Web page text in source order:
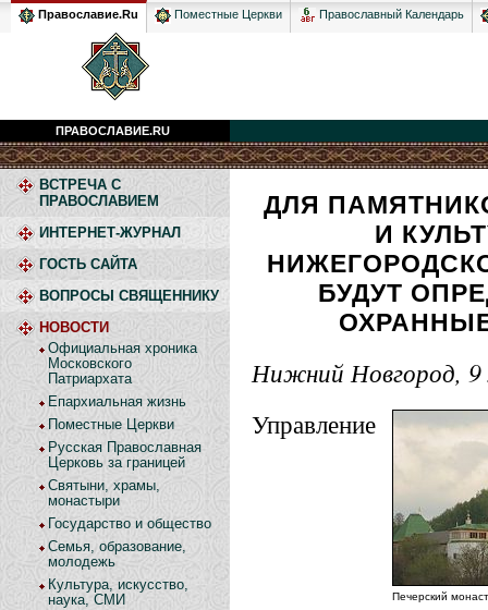
Православие.Ru Поместные Церкви Православный Календарь
ПРАВОСЛАВИЕ.RU
ВСТРЕЧА С
ПРАВОСЛАВИЕМ
ИНТЕРНЕТ-ЖУРНАЛ
ГОСТЬ САЙТА
ВОПРОСЫ СВЯЩЕННИКУ
НОВОСТИ
Официальная хроника
Московского
Патриархата
Епархиальная жизнь
Поместные Церкви
Русская Православная
Церковь за границей
Святыни, храмы,
монастыри
Государство и общество
Семья, образование,
молодежь
Культура, искусство,
наука, СМИ
ДЛЯ
И
БУДУТ
Нижний Новгород,
Печерский
Управление